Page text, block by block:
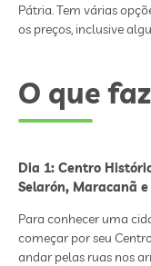
Pátria. Tem várias
os preços, inclusive
O que
Dia 1: Centro
Selarón, Maracanã e
Para conhecer uma
começar por seu
andar pelas ruas nos